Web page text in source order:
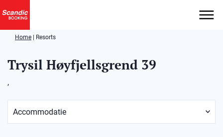
Home Resorts
Trysil Høyfjellsgrend 39
,